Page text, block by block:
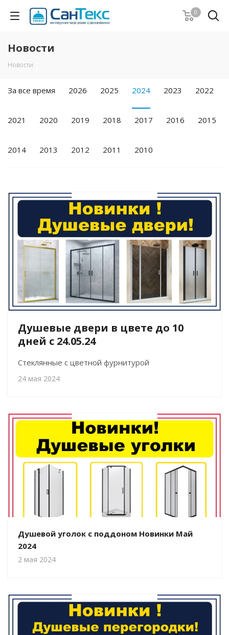
0
Новости
Новости
За все время 2026 2025 2024 2023 2022
2021 2020 2019 2018 2017 2016 2015
2014 2013 2012 2011 2010
Душевые двери в цвете до 10
дней с 24.05.24
Стеклянные с цветной фурнитурой
24 мая 2024
Душевой уголок с поддоном Новинки Май
2024
2 мая 2024